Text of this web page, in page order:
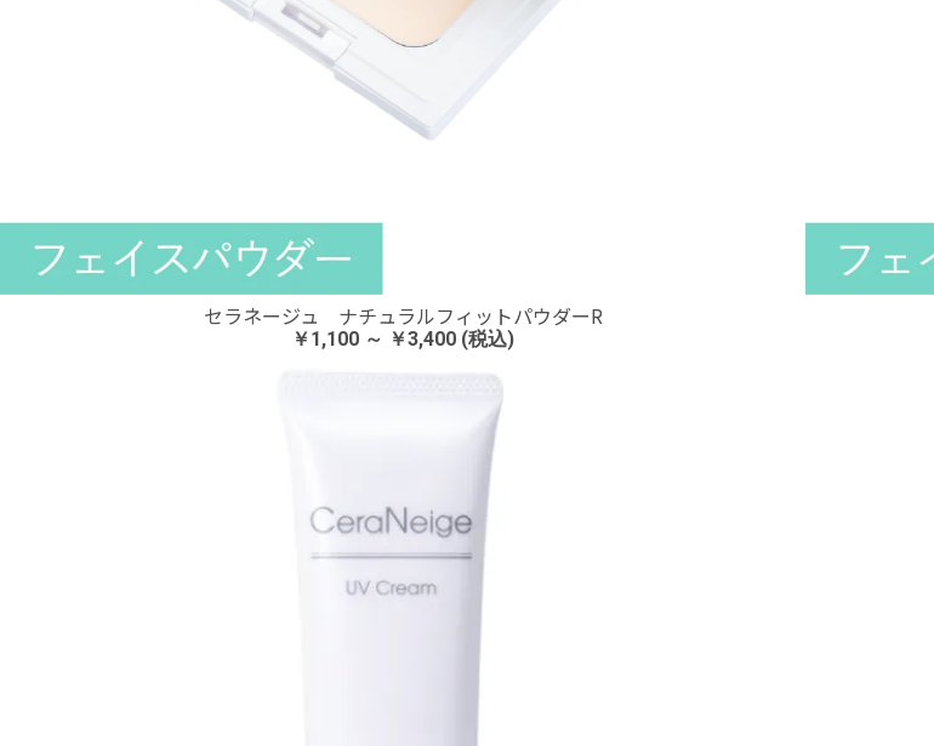
セラネージュ ナチュラルフィットパウダーR
￥1,100 ～ ￥3,400 (税込)